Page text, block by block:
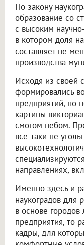
По закону
образование со
с высоким
в котором доля
составляет не
производства
Исходя из своей
формировались
предприятий, но
картины
смогом небом.
все-таки не
направлениях,
Именно здесь и
наукоградов для
в основе городов
предприятия, то
кадры, для